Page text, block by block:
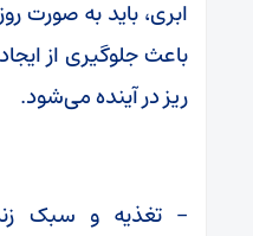
ابری، باید به صورت
باعث جلوگیری از
ریز در آینده می‌شود.
– تغذیه و سبک